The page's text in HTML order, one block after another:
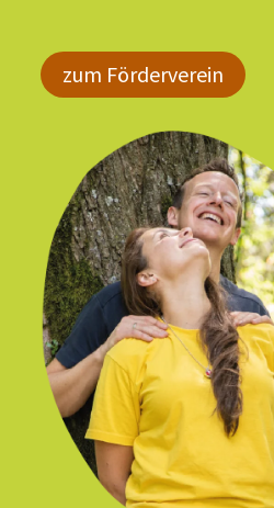
zum Förderverein